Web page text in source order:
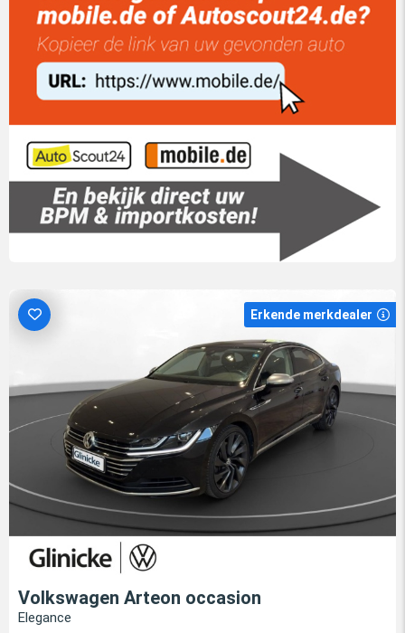
Erkende merkdealer
Volkswagen Arteon occasion
Elegance